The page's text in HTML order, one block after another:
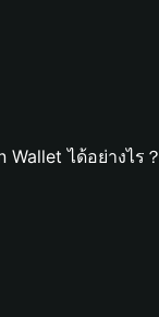
ได้อย่างไร？